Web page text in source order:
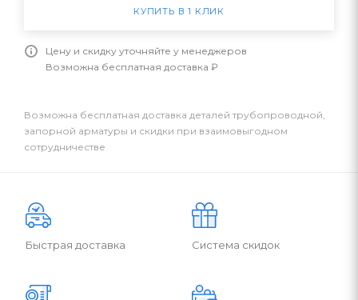
КУПИТЬ В 1 КЛИК
Цену и скидку уточняйте у менеджеров
Возможна бесплатная доставка ₽
Возможна бесплатная доставка деталей трубопроводной,
запорной арматуры и скидки при взаимовыгодном
сотрудничестве
Быстрая доставка Система скидок